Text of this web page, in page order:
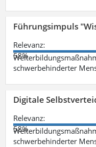
Führungsimpuls
Relevanz:
58%
schwerbehinderter
Digitale
Relevanz:
58%
schwerbehinderter